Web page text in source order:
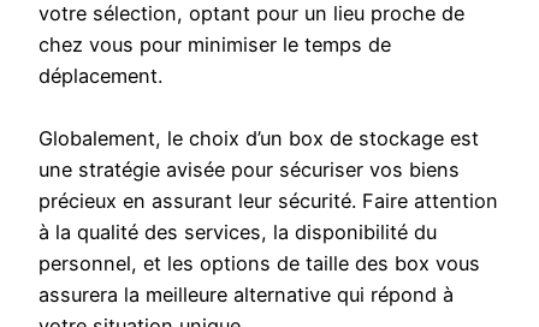
votre sélection, optant pour un lieu proche de
chez vous pour minimiser le temps de
déplacement.
Globalement, le choix d’un box de stockage est
une stratégie avisée pour sécuriser vos biens
précieux en assurant leur sécurité. Faire attention
à la qualité des services, la disponibilité du
personnel, et les options de taille des box vous
assurera la meilleure alternative qui répond à